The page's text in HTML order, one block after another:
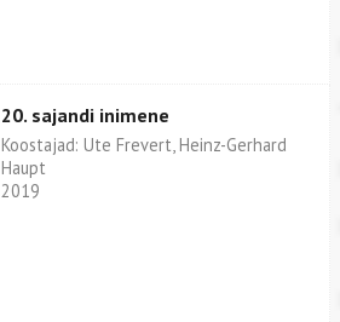
20. sajandi inimene
Koostajad: Ute Frevert, Heinz-Gerhard
Haupt
2019